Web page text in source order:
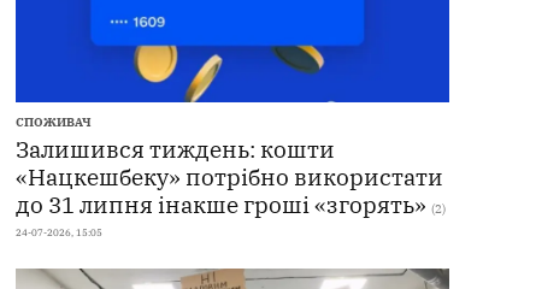
СПОЖИВАЧ
Залишився тиждень: кошти
«Нацкешбеку» потрібно використати
до 31 липня інакше гроші «згорять» (2)
24-07-2026, 15:05